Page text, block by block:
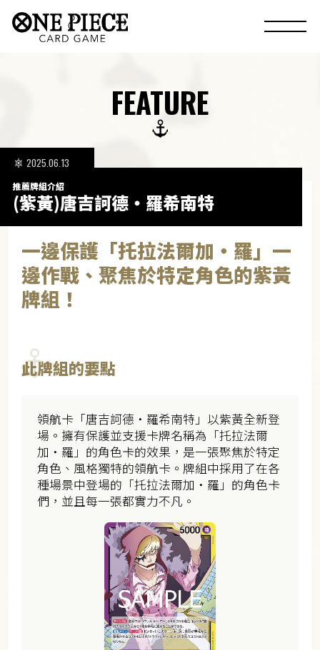
FEATURE
推薦牌組介紹
(紫黃)唐吉訶德・羅希南特
2025.06.13
一邊保護「托拉法爾加・羅」一
邊作戰、聚焦於特定角色的紫黃
牌組！
此牌組的要點
領航卡「唐吉訶德・羅希南特」以紫黃全新登
場。擁有保護並支援卡牌名稱為「托拉法爾
加・羅」的角色卡的效果，是一張聚焦於特定
角色、風格獨特的領航卡。牌組中採用了在各
種場景中登場的「托拉法爾加・羅」的角色卡
們，並且每一張都實力不凡。